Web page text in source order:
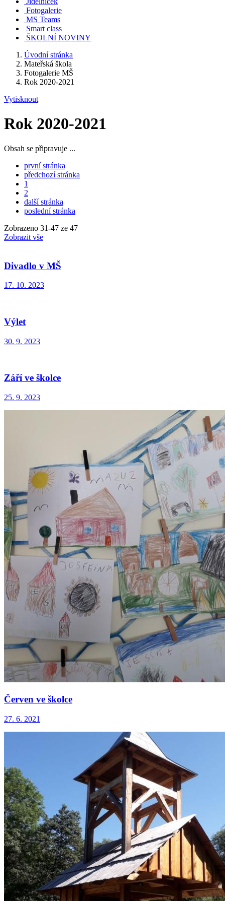
Fotogalerie
MS Teams
Smart class
ŠKOLNÍ NOVINY
Úvodní stránka
Mateřská škola
Fotogalerie MŠ
Rok 2020-2021
Vytisknout
Rok 2020-2021
Obsah se připravuje ...
první stránka
předchozí stránka
1
2
další stránka
poslední stránka
Zobrazeno 31-47 ze 47
Zobrazit vše
Divadlo v MŠ
17. 10. 2023
Výlet
30. 9. 2023
Září ve školce
25. 9. 2023
Červen ve školce
27. 6. 2021